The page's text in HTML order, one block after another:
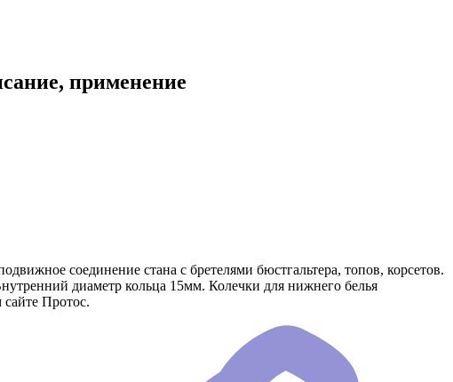
применение
соединение стана с бретелями бюстгальтера, топов, корсетов.
диаметр кольца 15мм. Колечки для нижнего белья
сайте Протос.